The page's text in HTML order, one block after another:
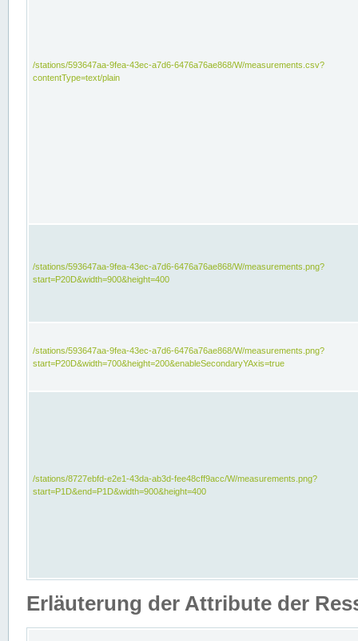
/stations/593647aa-9fea-43ec-a7d6-6476a76ae868/W/measurements.csv?
contentType=text/plain
/stations/593647aa-9fea-43ec-a7d6-6476a76ae868/W/measurements.png?
start=P20D&width=900&height=400
/stations/593647aa-9fea-43ec-a7d6-6476a76ae868/W/measurements.png?
start=P20D&width=700&height=200&enableSecondaryYAxis=true
/stations/8727ebfd-e2e1-43da-ab3d-fee48cff9acc/W/measurements.png?
start=P1D&end=P1D&width=900&height=400
Erläuterung der Attribute der